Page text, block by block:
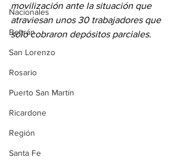
Nacionales
Beltrán
San Lorenzo
Rosario
Puerto San Martín
Ricardone
Región
Santa Fe
movilización ante la situación que
atraviesan unos 30 trabajadores que
sólo cobraron depósitos parciales.